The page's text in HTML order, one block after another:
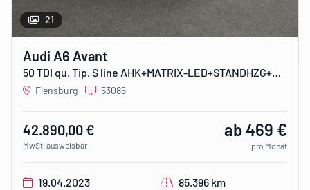
21
Audi A6 Avant
Flensburg 53085
42.890,00 €
MwSt. ausweisbar
ab 469 €
pro Monat
19.04.2023 85.396 km